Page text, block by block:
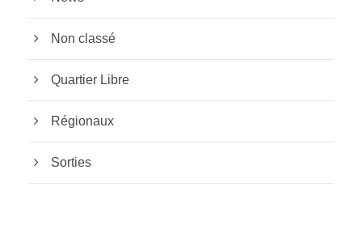
Non classé
Quartier Libre
Régionaux
Sorties